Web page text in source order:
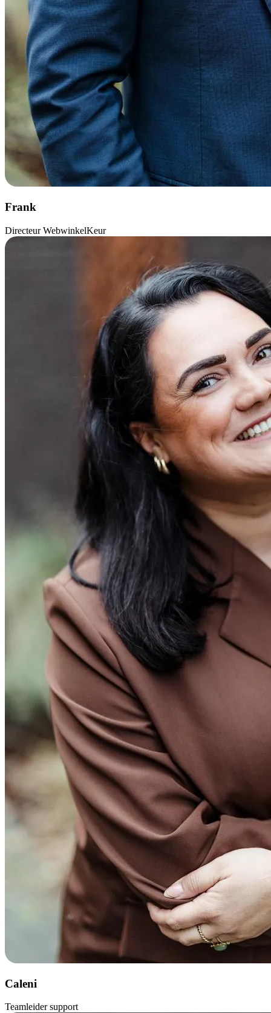
Frank
Directeur WebwinkelKeur
Caleni
Teamleider support